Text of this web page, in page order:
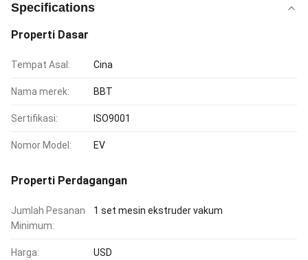
Specifications
Properti Dasar
Tempat Asal: Cina
Nama merek: BBT
Sertifikasi: ISO9001
Nomor Model: EV
Properti Perdagangan
Jumlah Pesanan
Minimum:
1 set mesin ekstruder vakum
Harga: USD